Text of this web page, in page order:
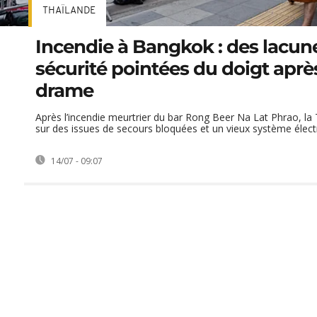
THAÏLANDE
Incendie à Bangkok : des
sécurité pointées du doigt
drame
Après l’incendie meurtrier du bar Rong Beer Na Lat Phrao,
sur des issues de secours bloquées et un vieux système
14/07 - 09:07